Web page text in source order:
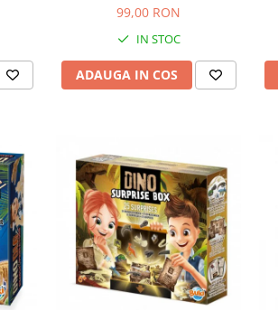
99,00 RON
IN STOC
ADAUGA IN COS